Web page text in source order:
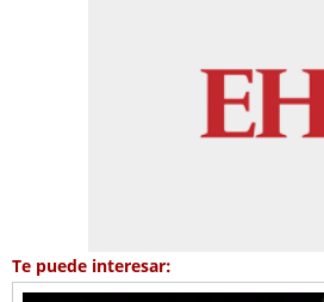
Te puede interesar: